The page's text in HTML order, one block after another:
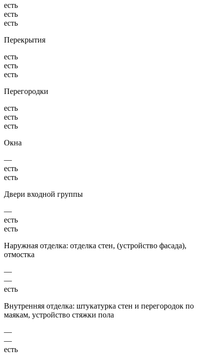
есть
есть
есть
Перекрытия
есть
есть
есть
Перегородки
есть
есть
есть
Окна
—
есть
есть
Двери входной группы
—
есть
есть
Наружная отделка: отделка стен, (устройство фасада),
отмостка
—
—
есть
Внутренняя отделка: штукатурка стен и перегородок по
маякам, устройство стяжки пола
—
—
есть